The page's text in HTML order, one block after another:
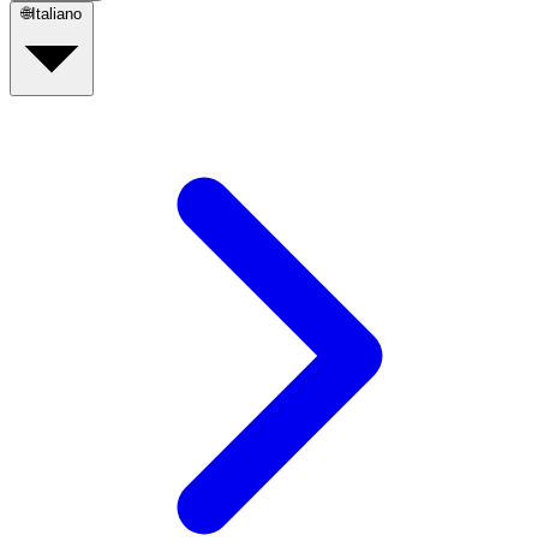
🌐Italiano